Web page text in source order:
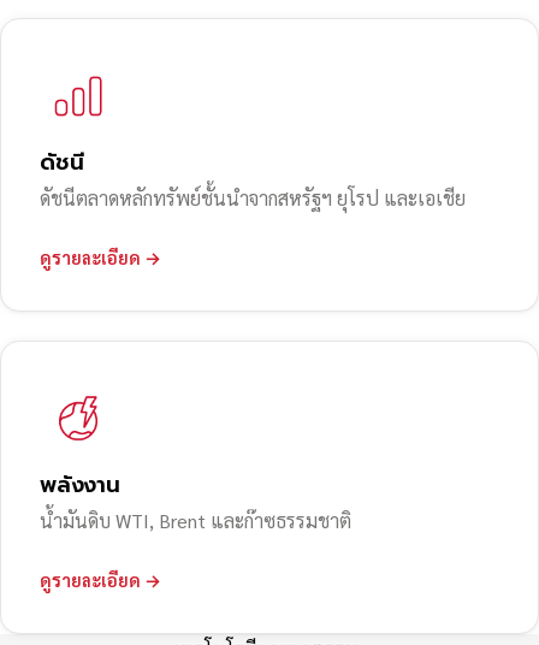
ดัชนี
ดัชนีตลาดหลักทรัพย์ชั้นนำจากสหรัฐฯ ยุโรป และเอเชีย
ดูรายละเอียด →
พลังงาน
น้ำมันดิบ WTI, Brent และก๊าซธรรมชาติ
ดูรายละเอียด →